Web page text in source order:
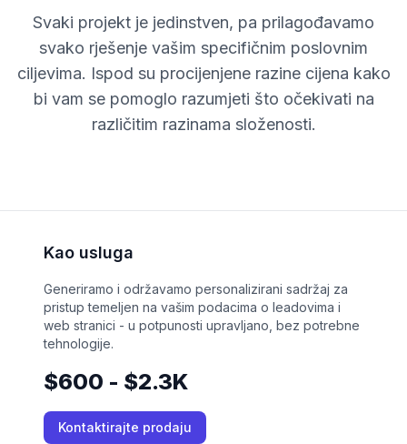
Svaki projekt je jedinstven, pa prilagođavamo
svako rješenje vašim specifičnim poslovnim
ciljevima. Ispod su procijenjene razine cijena kako
bi vam se pomoglo razumjeti što očekivati na
različitim razinama složenosti.
Kao usluga
Generiramo i održavamo personalizirani sadržaj za
pristup temeljen na vašim podacima o leadovima i
web stranici - u potpunosti upravljano, bez potrebne
tehnologije.
$600 - $2.3K
Kontaktirajte prodaju